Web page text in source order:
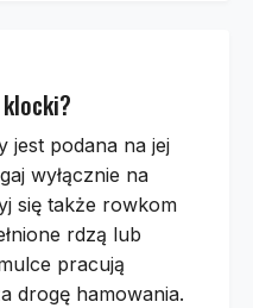
jest podana na jej
wyłącznie na
się także rowkom
rdzą lub
pracują
drogę hamowania.